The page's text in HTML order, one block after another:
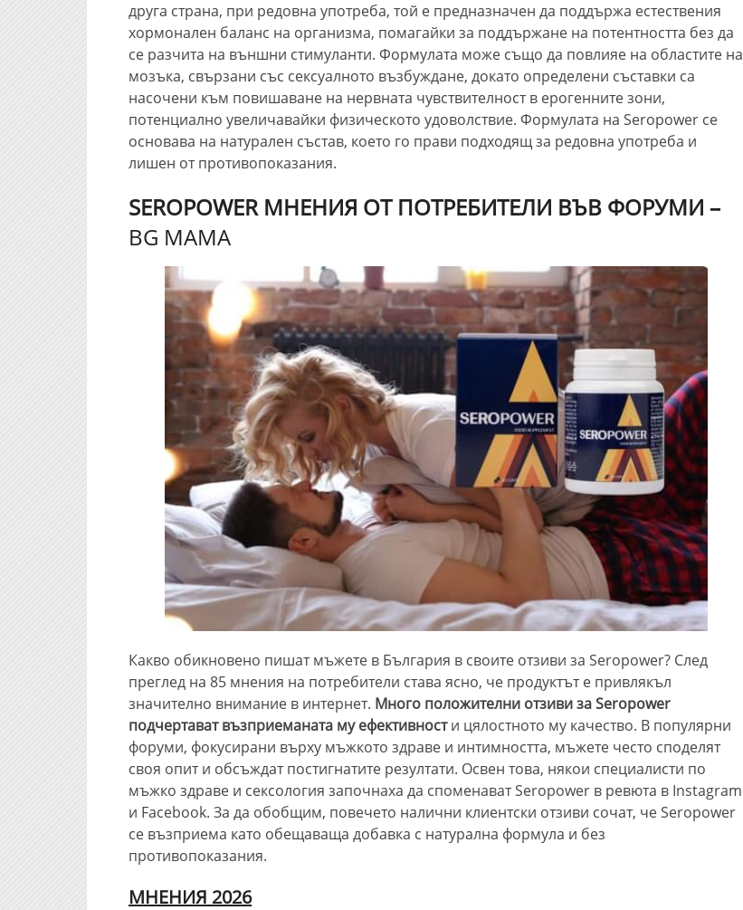
друга страна, при редовна употреба, той е предназначен да поддържа естествения
хормонален баланс на организма, помагайки за поддържане на потентността без да
се разчита на външни стимуланти. Формулата може също да повлияе на областите на
мозъка, свързани със сексуалното възбуждане, докато определени съставки са
насочени към повишаване на нервната чувствителност в ерогенните зони,
потенциално увеличавайки физическото удоволствие. Формулата на Seropower се
основава на натурален състав, което го прави подходящ за редовна употреба и
лишен от противопоказания.
SEROPOWER МНЕНИЯ ОТ ПОТРЕБИТЕЛИ ВЪВ ФОРУМИ –
BG MAMA
Какво обикновено пишат мъжете в България в своите отзиви за Seropower? След
преглед на 85 мнения на потребители става ясно, че продуктът е привлякъл
значително внимание в интернет. Много положителни отзиви за Seropower
подчертават възприеманата му ефективности цялостното му качество. В популярни
форуми, фокусирани върху мъжкото здраве и интимността, мъжете често споделят
своя опит и обсъждат постигнатите резултати. Освен това, някои специалисти по
мъжко здраве и сексология започнаха да споменават Seropower в ревюта в Instagram
и Facebook. За да обобщим, повечето налични клиентски отзиви сочат, че Seropower
се възприема като обещаваща добавка с натурална формула и без
противопоказания.
МНЕНИЯ 2026